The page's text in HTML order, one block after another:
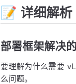
📝 详细解析
部署框架解决
要理解为什么需要
么问题。